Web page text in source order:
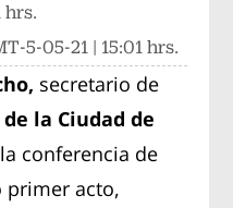
hrs.
5-05-21 | 15:01 hrs.
secretario de
la Ciudad de
conferencia de
primer acto,